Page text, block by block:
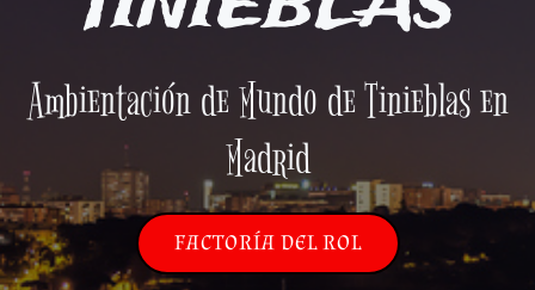
Ambientación de Mundo de Tinieblas en
Madrid
FACTORÍA DEL ROL